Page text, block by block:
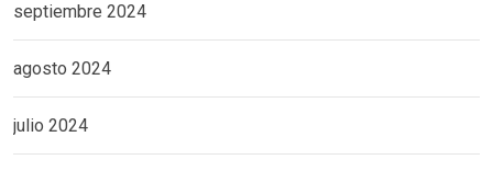
septiembre 2024
agosto 2024
julio 2024